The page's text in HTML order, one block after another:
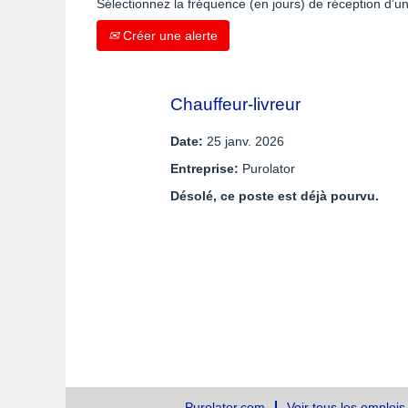
Sélectionnez la fréquence (en jours) de réception
Créer une alerte
Chauffeur-livreur
Date: 25 janv. 2026
Entreprise: Purolator
Désolé, ce poste est déjà pourvu.